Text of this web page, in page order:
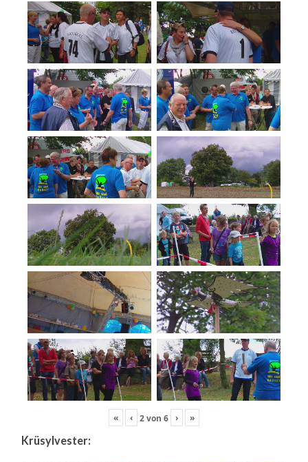
« ‹ 2von 6 › »
Krüsylvester: